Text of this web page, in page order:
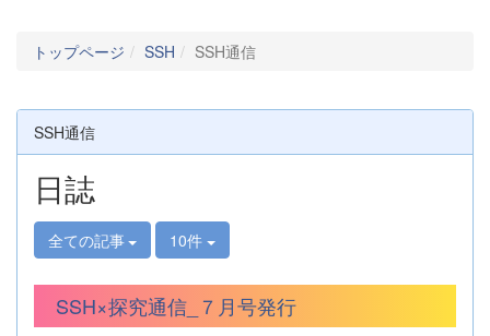
トップページ SSH SSH通信
SSH通信
日誌
全ての記事 10件
SSH×探究通信_７月号発行